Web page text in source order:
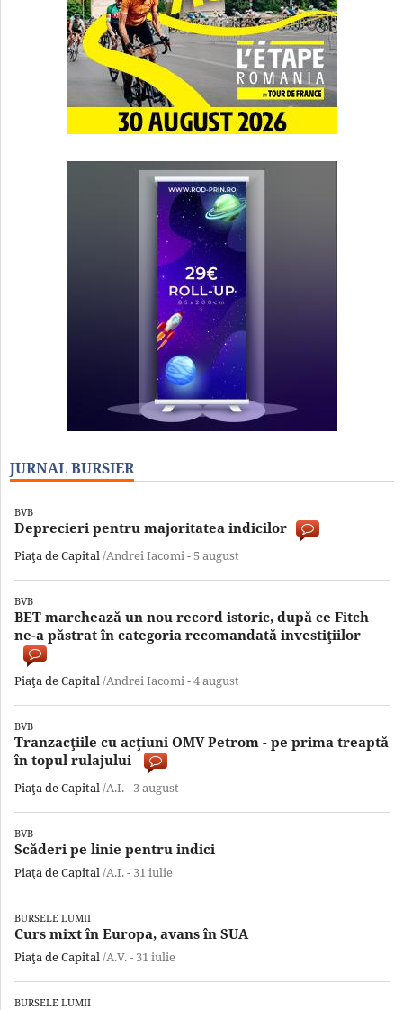
JURNAL BURSIER
BVB
Deprecieri pentru majoritatea indicilor
Piaţa de Capital/Andrei Iacomi - 5 august
BVB
BET marchează un nou record istoric, după ce Fitch
ne-a păstrat în categoria recomandată investiţiilor
Piaţa de Capital/Andrei Iacomi -4 august
BVB
Tranzacţiile cu acţiuni OMV Petrom - pe prima treaptă
în topul rulajului
Piaţa de Capital/A.I. - 3 august
BVB
Scăderi pe linie pentru indici
Piaţa de Capital/A.I. - 31 iulie
BURSELE LUMII
Curs mixt în Europa, avans în SUA
Piaţa de Capital/A.V. - 31 iulie
BURSELE LUMII